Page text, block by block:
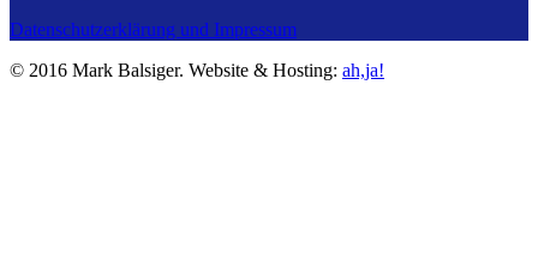
Datenschutzerklärung und Impressum
© 2016 Mark Balsiger. Website & Hosting: ah,ja!